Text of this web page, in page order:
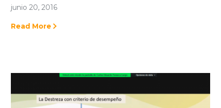
junio 20, 2016
Read More